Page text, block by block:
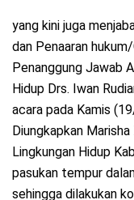
yang kini juga
dan Penaaran
Penanggung Jawab
Hidup Drs. Iwan
acara pada Kamis
Diungkapkan
Lingkungan Hidup
pasukan tempur
sehingga dilakukan